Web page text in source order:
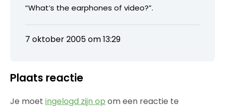
“What’s the earphones of video?”.
7 oktober 2005 om 13:29
Plaats reactie
Je moet ingelogd zijn op om een reactie te